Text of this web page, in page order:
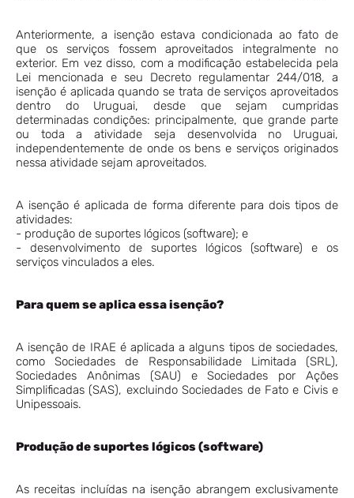
Anteriormente, a isenção estava condicionada ao fato de
que os serviços fossem aproveitados integralmente no
exterior. Em vez disso, com a modificação estabelecida pela
Lei mencionada e seu Decreto regulamentar 244/018, a
isenção é aplicada quando se trata de serviços aproveitados
dentro do Uruguai, desde que sejam cumpridas
determinadas condições: principalmente, que grande parte
ou toda a atividade seja desenvolvida no Uruguai,
independentemente de onde os bens e serviços originados
nessa atividade sejam aproveitados.
A isenção é aplicada de forma diferente para dois tipos de
atividades:
- produção de suportes lógicos (software); e
- desenvolvimento de suportes lógicos (software) e os
serviços vinculados a eles.
Para quem se aplica essa isenção?
A isenção de IRAE é aplicada a alguns tipos de sociedades,
como Sociedades de Responsabilidade Limitada (SRL),
Sociedades Anônimas (SAU) e Sociedades por Ações
Simplificadas (SAS), excluindo Sociedades de Fato e Civis e
Unipessoais.
Produção de suportes lógicos (software)
As receitas incluídas na isenção abrangem exclusivamente